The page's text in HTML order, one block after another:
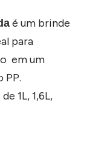
é um brinde
para
em um
PP.
1L, 1,6L,